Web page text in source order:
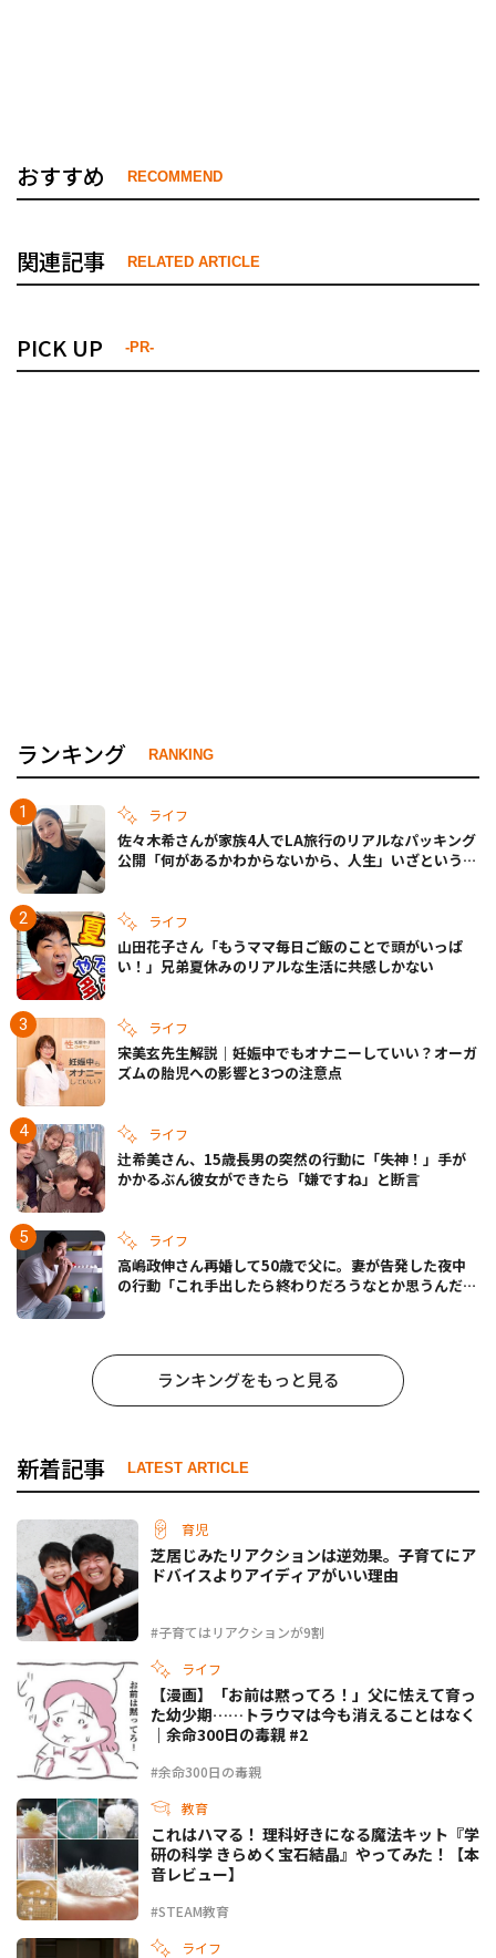
おすすめ RECOMMEND
関連記事 RELATED ARTICLE
PICK UP -PR-
ランキング RANKING
ライフ
佐々木希さんが家族4人でLA旅行のリアルなパッキング
公開「何があるかわからないから、人生」いざというと
ライフ
山田花子さん「もうママ毎日ご飯のことで頭がいっぱ
い！」兄弟夏休みのリアルな生活に共感しかない
ライフ
宋美玄先生解説｜妊娠中でもオナニーしていい？オーガ
ズムの胎児への影響と3つの注意点
ライフ
辻希美さん、15歳長男の突然の行動に「失神！」手が
かかるぶん彼女ができたら「嫌ですね」と断言
ライフ
高嶋政伸さん再婚して50歳で父に。妻が告発した夜中
の行動「これ手出したら終わりだろうなとか思うんだけ
ランキングをもっと見る
新着記事 LATEST ARTICLE
育児
#子育てはリアクションが9割
芝居じみたリアクションは逆効果。子育てにア
ドバイスよりアイディアがいい理由
ライフ
#余命300日の毒親
【漫画】「お前は黙ってろ！」父に怯えて育っ
た幼少期……トラウマは今も消えることはなく
｜余命300日の毒親 #2
教育
#STEAM教育
これはハマる！ 理科好きになる魔法キット『学
研の科学 きらめく宝石結晶』やってみた！【本
音レビュー】
ライフ